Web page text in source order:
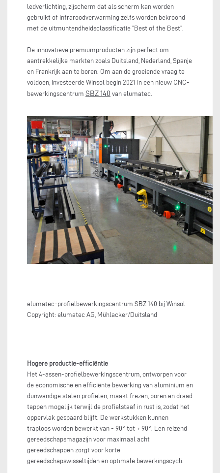
ledverlichting, zijscherm dat als scherm kan worden
gebruikt of infraroodverwarming zelfs worden bekroond
met de uitmuntendheidsclassificatie "Best of the Best".
De innovatieve premiumproducten zijn perfect om
aantrekkelijke markten zoals Duitsland, Nederland, Spanje
en Frankrijk aan te boren. Om aan de groeiende vraag te
voldoen, investeerde Winsol begin 2021 in een nieuw CNC-
bewerkingscentrum SBZ 140 van elumatec.
elumatec-profielbewerkingscentrum SBZ 140 bij
Copyright: elumatec AG, Mühlacker/Duitsland
Hogere productie-efficiëntie
Het 4-assen-profielbewerkingscentrum, ontworpen voor
de economische en efficiënte bewerking van aluminium en
dunwandige stalen profielen, maakt frezen, boren en draad
tappen mogelijk terwijl de profielstaaf in rust is, zodat het
oppervlak gespaard blijft. De werkstukken kunnen
traploos worden bewerkt van - 90° tot + 90°. Een reizend
gereedschapsmagazijn voor maximaal acht
gereedschappen zorgt voor korte
gereedschapswisseltijden en optimale bewerkingscycli.